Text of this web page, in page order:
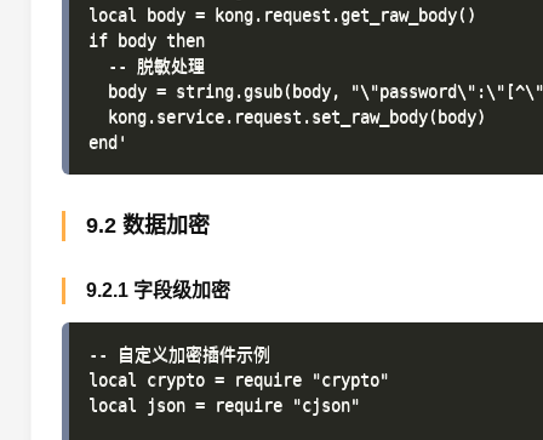
local body = kong.request.get_raw_body()
if body then
  -- 脱敏处理
body = string.gsub(body,
  kong.service.request.set_raw_body(body)
9.2 数据加密
9.2.1 字段级加密
-- 自定义加密插件示例
local crypto = require "crypto"
local json = require "cjson"